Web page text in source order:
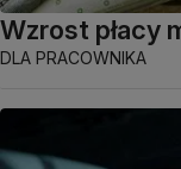
Wzrost płacy
DLA PRACOWNIKA